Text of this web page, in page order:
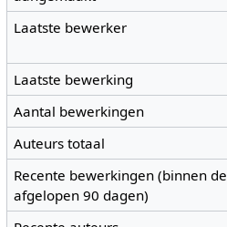
Laatste bewerker
Laatste bewerking
Aantal bewerkingen
Auteurs totaal
Recente bewerkingen (binnen de
afgelopen 90 dagen)